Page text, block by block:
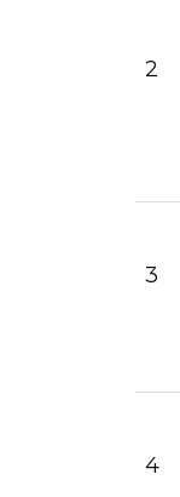
2
3
4